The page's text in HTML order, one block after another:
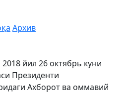
Архив
йил 26 октябрь куни
Президенти
Ахборот ва оммавий